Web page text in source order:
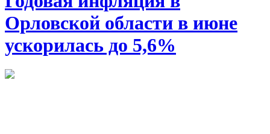
Орловской области в июне
ускорилась до 5,6%